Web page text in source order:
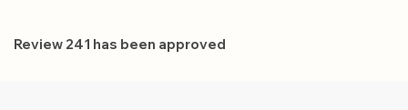
Review 241 has been approved